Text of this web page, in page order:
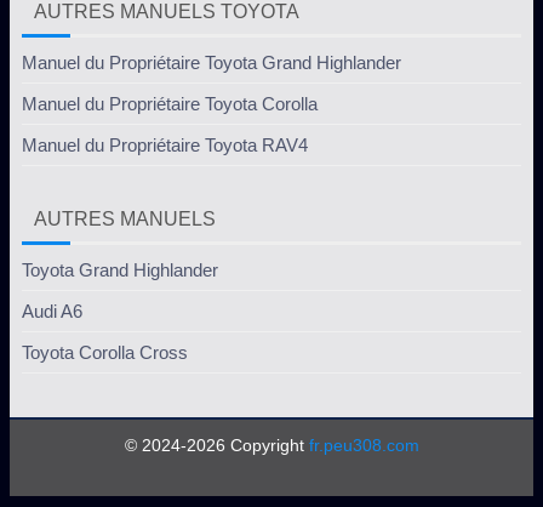
AUTRES MANUELS TOYOTA
Manuel du Propriétaire Toyota Grand Highlander
Manuel du Propriétaire Toyota Corolla
Manuel du Propriétaire Toyota RAV4
AUTRES MANUELS
Toyota Grand Highlander
Audi A6
Toyota Corolla Cross
© 2024-2026 Copyright fr.peu308.com